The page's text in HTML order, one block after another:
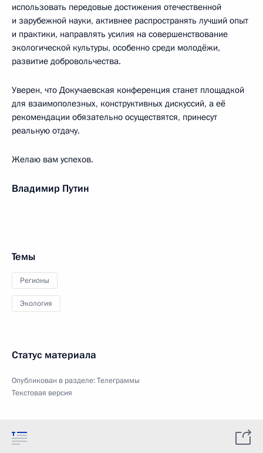
использовать передовые достижения отечественной
и зарубежной науки, активнее распространять лучший опыт
и практики, направлять усилия на совершенствование
экологической культуры, особенно среди молодёжи,
развитие добровольчества.
Уверен, что Докучаевская конференция станет площадкой
для взаимополезных, конструктивных дискуссий, а её
рекомендации обязательно осуществятся, принесут
реальную отдачу.
Желаю вам успехов.
Владимир Путин
Темы
Регионы
Экология
Статус материала
Опубликован в разделе:Телеграммы
Текстовая версия